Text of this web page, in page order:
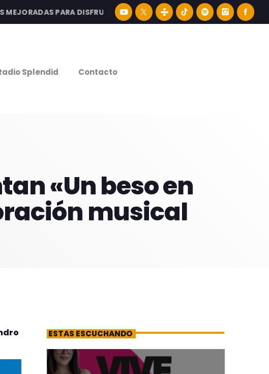
PARA DISFRUTAR LA MEJOR MÚSICA LATINA Y CONTENIDO
Splendid Contacto
«Un beso en
musical
ESTAS ESCUCHANDO